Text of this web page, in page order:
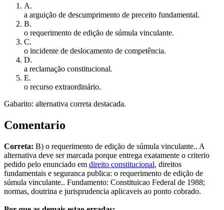
A.
a arguição de descumprimento de preceito fundamental.
B.
o requerimento de edição de súmula vinculante.
C.
o incidente de deslocamento de competência.
D.
a reclamação constitucional.
E.
o recurso extraordinário.
Gabarito: alternativa correta destacada.
Comentario
Correta: B) o requerimento de edição de súmula vinculante.. A
alternativa deve ser marcada porque entrega exatamente o criterio
pedido pelo enunciado em direito constitucional, direitos
fundamentais e seguranca publica: o requerimento de edição de
súmula vinculante.. Fundamento: Constituicao Federal de 1988;
normas, doutrina e jurisprudencia aplicaveis ao ponto cobrado.